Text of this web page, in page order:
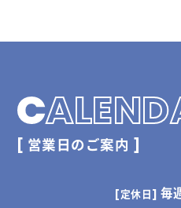
C
[ 営業日のご案内 ]
[定休日]毎